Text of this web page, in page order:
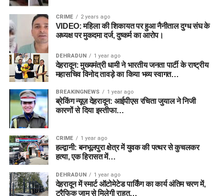
CRIME 2 years ago
VIDEO: महिला की शिकायत पर हुआ नैनीताल दुग्ध संघ के
अध्यक्ष पर मुकदमा दर्ज, दुष्कर्म का आरोप।
DEHRADUN 1 year ago
देहरादून: मुख्यमंत्री धामी ने भारतीय जनता पार्टी के राष्ट्रीय
महासचिव विनोद तावड़े का किया भव्य स्वागत…
BREAKINGNEWS 1 year ago
ब्रेकिंग न्यूज़ देहरादून: आईपीएस रचिता जुयाल ने निजी
कारणों से दिया इस्तीफा…
CRIME 1 year ago
हल्द्वानी: बनभूलपुरा क्षेत्र में युवक की पत्थर से कुचलकर
हत्या, एक हिरासत में…
DEHRADUN 1 year ago
देहरादून में स्मार्ट ऑटोमेटेड पार्किंग का कार्य अंतिम चरण में,
ट्रैफिक जाम से मिलेगी राहत…